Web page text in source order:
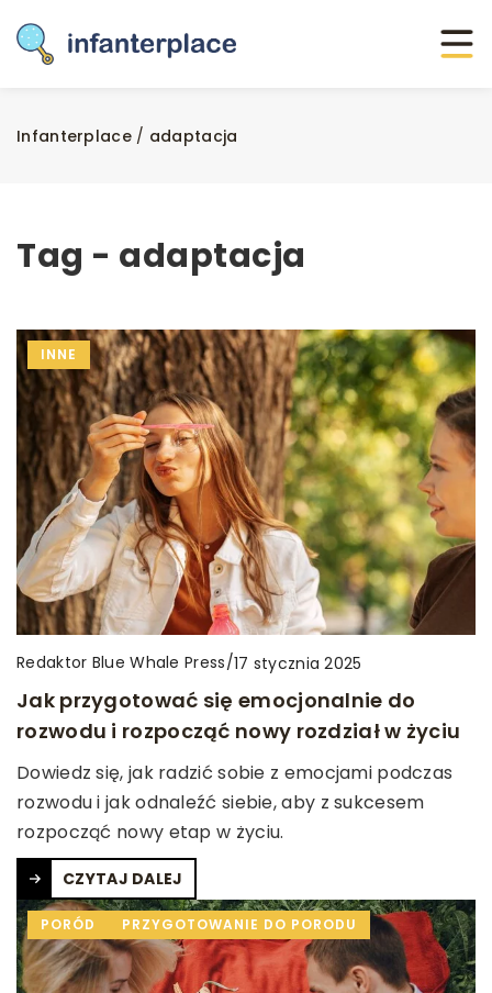
Infanterplace/ adaptacja
Tag - adaptacja
INNE
Redaktor Blue Whale Press/17 stycznia 2025
Jak przygotować się emocjonalnie do
rozwodu i rozpocząć nowy rozdział w życiu
Dowiedz się, jak radzić sobie z emocjami podczas
rozwodu i jak odnaleźć siebie, aby z sukcesem
rozpocząć nowy etap w życiu.
CZYTAJ DALEJ
PORÓD PRZYGOTOWANIE DO PORODU